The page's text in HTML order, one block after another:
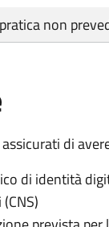
non
di
di identità